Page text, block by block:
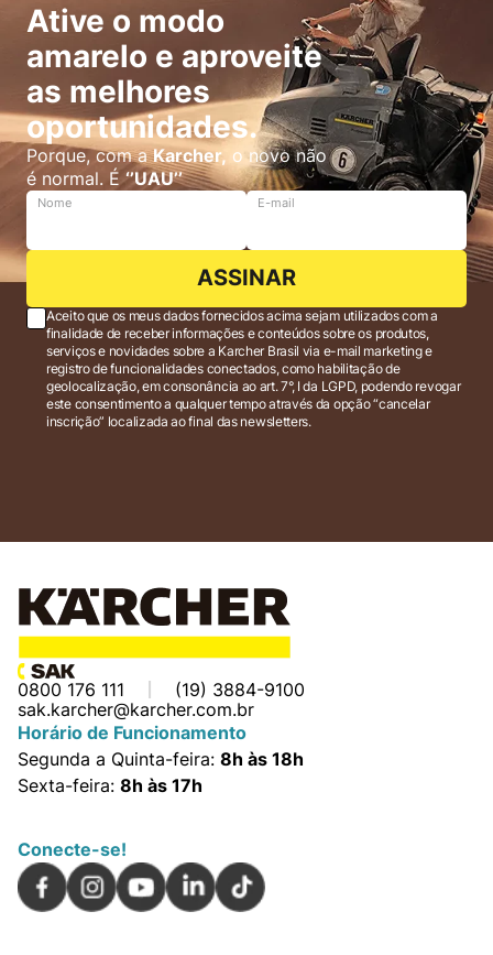
Ative o modo
amarelo e aproveite
as melhores
oportunidades.
Porque, com aKarcher, o novo não
é normal. É‘’UAU’’
Nome E-mail
ASSINAR
Aceito que os meus dados fornecidos acima sejam utilizados com a
finalidade de receber informações e conteúdos sobre os produtos,
serviços e novidades sobre a Karcher Brasil via e-mail marketing e
registro de funcionalidades conectados, como habilitação de
geolocalização, em consonância ao art. 7°, I da LGPD, podendo revogar
este consentimento a qualquer tempo através da opção “cancelar
inscrição” localizada ao final das newsletters.
0800 176 111
(19) 3884-9100
sak.karcher@karcher.com.br
Horário de Funcionamento
Segunda a Quinta-feira: 8h às 18h
Sexta-feira: 8h às 17h
Conecte-se!